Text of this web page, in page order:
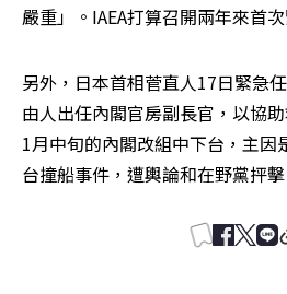
嚴重」。IAEA打算召開兩年來首
另外，日本首相菅直人17日緊急
由人出任內閣官房副長官，以協
1月中旬的內閣改組中下台，主因
台撞船事件，遭輿論和在野黨抨擊